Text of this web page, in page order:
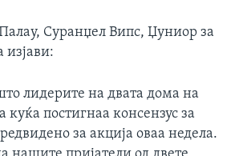
Суранџел Випс, Џуниор за
изјави:
лидерите на двата дома на
куќа постигнаа консензус за
за акција оваа недела.